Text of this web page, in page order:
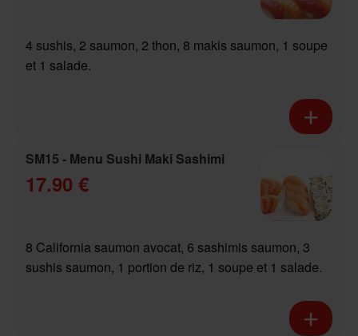
4 sushis, 2 saumon, 2 thon, 8 makis saumon, 1 soupe
et 1 salade.
SM15 - Menu Sushi Maki Sashimi
17.90 €
8 California saumon avocat, 6 sashimis saumon, 3
sushis saumon, 1 portion de riz, 1 soupe et 1 salade.